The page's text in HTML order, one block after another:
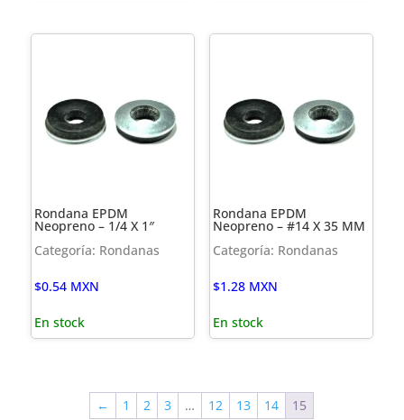
Rondana EPDM
Neopreno – 1/4 X 1″
Categoría: Rondanas
$0.54 MXN
En stock
Rondana EPDM
Neopreno – #14 X 35 MM
Categoría: Rondanas
$1.28 MXN
En stock
← 1 2 3 … 12 13 14 15